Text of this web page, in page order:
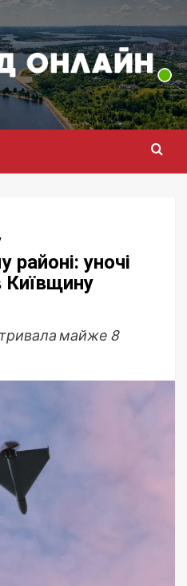
уночі
Київщину
майже 8